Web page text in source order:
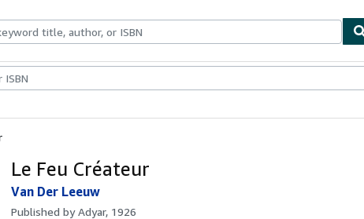
Art & Collectibles
Le Feu Créateur
Van Der Leeuw
Published byAdyar, 1926